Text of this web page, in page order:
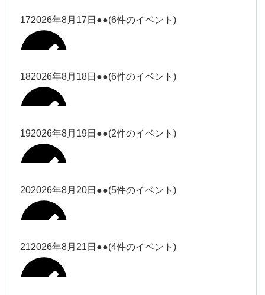
2026年8月1日
院長
Close Close
2026年8月2日
院長
Close Close
2026年8月3日
Close
関谷（17-19時）
2026年8月7日
関谷（17-
Close
関谷（17-19時）
2026年8月8日
院長
院長
小林
Close
2026年8月9日
ー18時）
Close Close
Close
武井
2026年8月10日
関谷（17-
Close
関谷（17-19時）
2026年8月10日
時ー19
時）
松本（17時ー19時）
武井
Close
2026年8月12日
Close Close
大西
2026年8月13日
武井
武井
松本（9時
ー18時）
Close Close
松本（9時ー18時）
2026年8月14日
Close
武井
Close Close
冨田（9時ー18時）
2026年8月15日
小林
Close Close
2026年8月15日
大西
大西
Close Close
小林
2026年8月16日
172026年8月17日 ●●(6件のイベント)
塩川
塩川
大西
Close Close
大西
182026年8月18日 ●●(6件のイベント)
冨田（17
時）
Close Close
2026年8月18日
192026年8月19日 ●●(2件のイベント)
冨田
冨田
202026年8月20日 ●●(5件のイベント)
冨田
212026年8月21日 ●●(4件のイベント)